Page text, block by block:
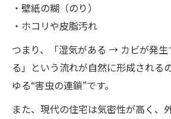
・壁紙の糊（のり）
・ホコリや皮脂汚れ
つまり、「湿気がある → カビが発
る」という流れが自然に形成される
ゆる“害虫の連鎖”です。
また、現代の住宅は気密性が高く、